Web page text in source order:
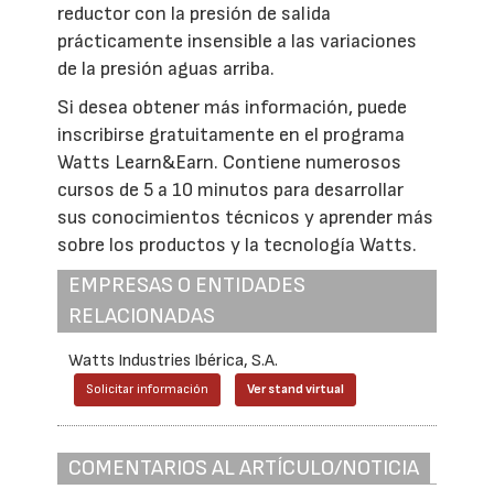
reductor con la presión de salida
prácticamente insensible a las variaciones
de la presión aguas arriba.
Si desea obtener más información, puede
inscribirse gratuitamente en el programa
Watts Learn&Earn. Contiene numerosos
cursos de 5 a 10 minutos para desarrollar
sus conocimientos técnicos y aprender más
sobre los productos y la tecnología Watts.
EMPRESAS O ENTIDADES
RELACIONADAS
Watts Industries Ibérica, S.A.
Solicitar información Ver stand virtual
COMENTARIOS AL ARTÍCULO/NOTICIA